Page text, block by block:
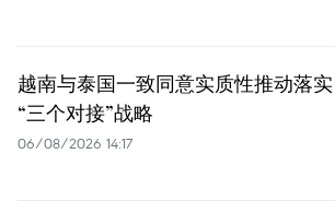
越南与泰国一致同意实质性推动落实
“三个对接”战略
06/08/2026 14:17